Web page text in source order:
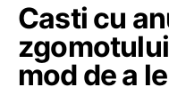
Casti cu
mod de a